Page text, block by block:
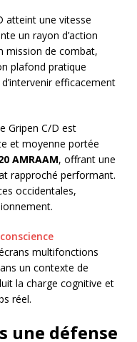
atteint une vitesse
un rayon d’action
mission de combat,
plafond pratique
efficacement
Gripen C/D est
et moyenne portée
AMRAAM, offrant une
rapproché performant.
occidentales,
conscience
multifonctions
un contexte de
la charge cognitive et
réel.
une défense